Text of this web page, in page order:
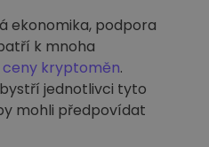
ekonomika, podpora
k mnoha
ceny kryptoměn.
jednotlivci tyto
mohli předpovídat